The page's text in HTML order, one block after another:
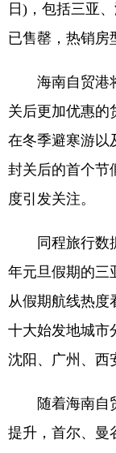
日)，包括三亚
已售罄，热销房
海南自贸港将
关后更加优惠的
在冬季避寒游以
封关后的首个节
度引发关注。
同程旅行数据
年元旦假期的三
从假期航线热度
十大始发地城市
沈阳、广州、西
随着海南自贸
提升，首尔、曼